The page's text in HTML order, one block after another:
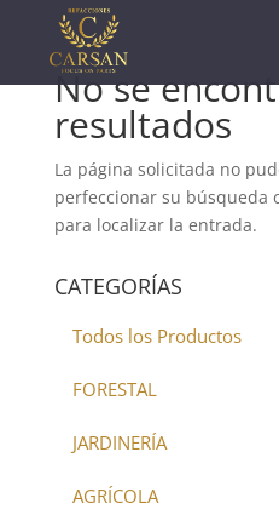
No se
resultados
La página solicitada no
perfeccionar su búsqueda
para localizar la entrada.
CATEGORÍAS
Todos los Productos
FORESTAL
JARDINERÍA
AGRÍCOLA